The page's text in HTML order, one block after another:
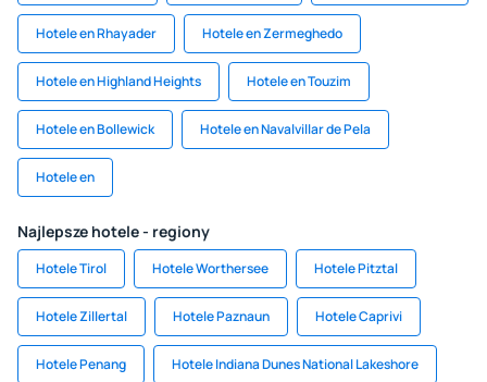
Hotele en Rhayader Hotele en Zermeghedo
Hotele en Highland Heights Hotele en Touzim
Hotele en Bollewick Hotele en Navalvillar de Pela
Hotele en
Najlepsze hotele - regiony
Hotele Tirol Hotele Worthersee Hotele Pitztal
Hotele Zillertal Hotele Paznaun Hotele Caprivi
Hotele Penang Hotele Indiana Dunes National Lakeshore